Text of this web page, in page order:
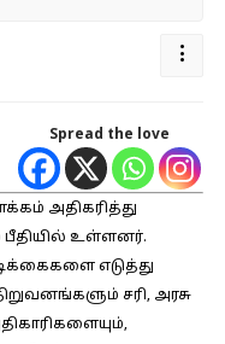
Spread the love
அதிகரித்து
பீதியில் உள்ளனர்.
எடுத்து
சரி, அரசு